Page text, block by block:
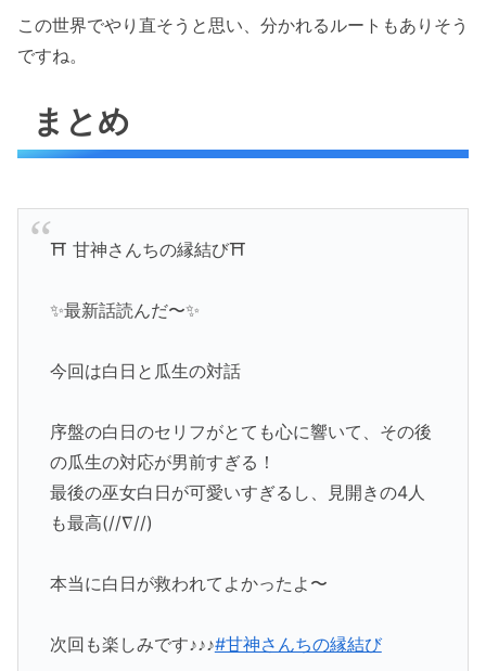
この世界でやり直そうと思い、分かれるルートもありそう
ですね。
まとめ
⛩ 甘神さんちの縁結び⛩
✨最新話読んだ〜✨
今回は白日と瓜生の対話
序盤の白日のセリフがとても心に響いて、その後
の瓜生の対応が男前すぎる！
最後の巫女白日が可愛いすぎるし、見開きの4人
も最高(//∇//)
本当に白日が救われてよかったよ〜
次回も楽しみです♪♪♪#甘神さんちの縁結び